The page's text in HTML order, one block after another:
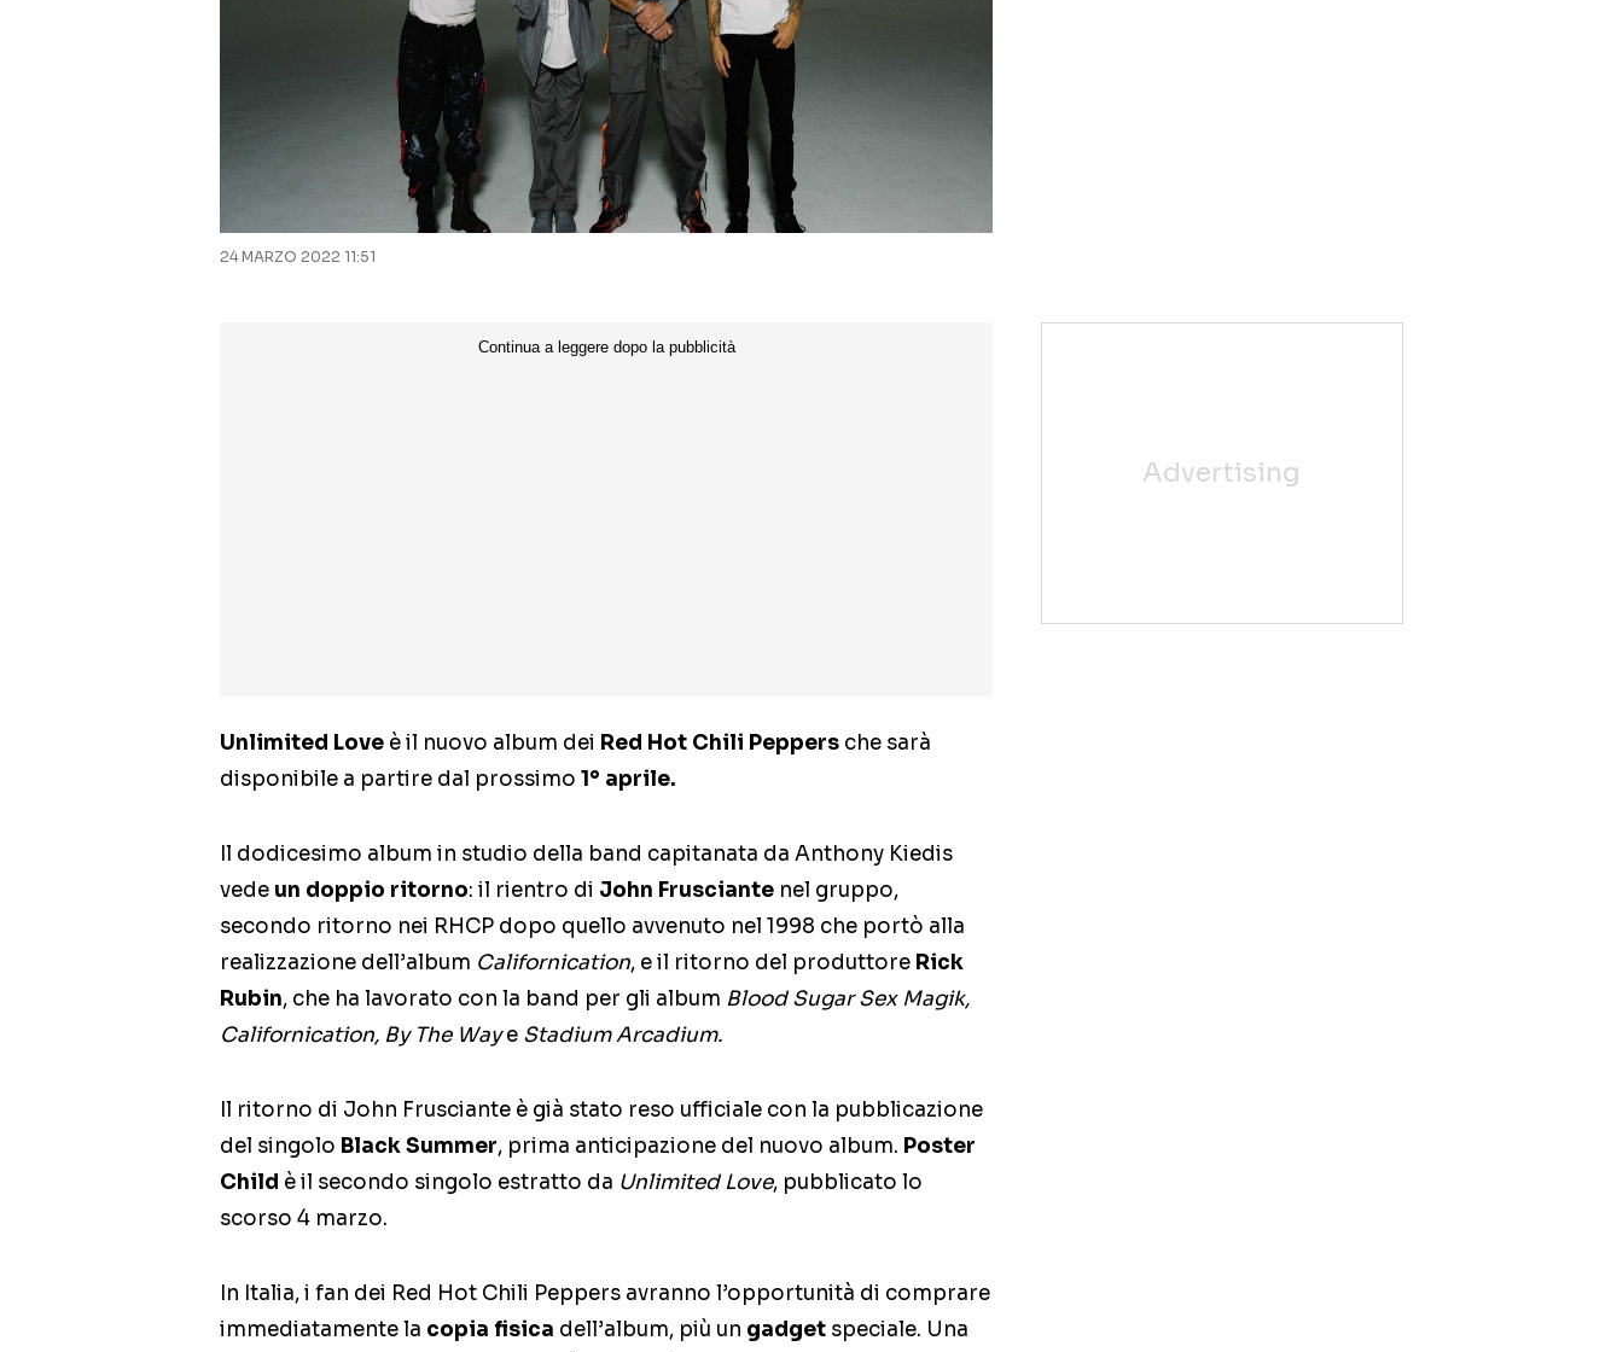
24 MARZO 2022 11:51
Unlimited Love è il nuovo album dei Red Hot Chili Peppers che sarà
disponibile a partire dal prossimo 1° aprile.
Il dodicesimo album in studio della band capitanata da Anthony Kiedis
vede un doppio ritorno: il rientro di John Frusciante nel gruppo,
secondo ritorno nei RHCP dopo quello avvenuto nel 1998 che portò alla
realizzazione dell’album Californication, e il ritorno del produttore Rick
Rubin, che ha lavorato con la band per gli album Blood Sugar Sex Magik,
Californication, By The Waye Stadium Arcadium.
Il ritorno di John Frusciante è già stato reso ufficiale con la pubblicazione
del singolo Black Summer, prima anticipazione del nuovo album. Poster
Child è il secondo singolo estratto da Unlimited Love, pubblicato lo
scorso 4 marzo.
In Italia, i fan dei Red Hot Chili Peppers avranno l’opportunità di comprare
immediatamente la copia fisica dell’album, più un gadget speciale. Una